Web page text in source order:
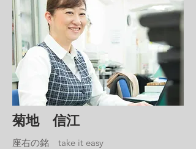
菊地 信江
座右の銘 take it easy